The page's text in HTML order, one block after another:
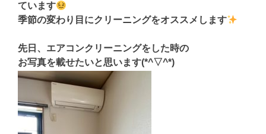
ています
季節の変わり目にクリーニングをオススメします
先日、エアコンクリーニングをした時の
お写真を載せたいと思います(*^▽^*)